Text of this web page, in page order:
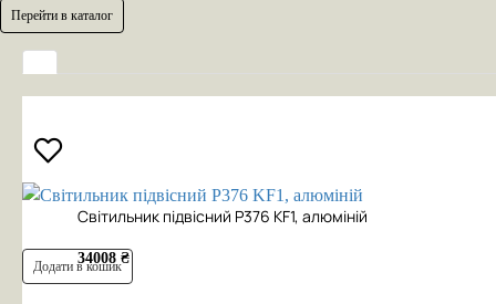
Перейти в каталог
Cвітильник підвісний P376 KF1, алюміній
34008 ₴
Додати в кошик